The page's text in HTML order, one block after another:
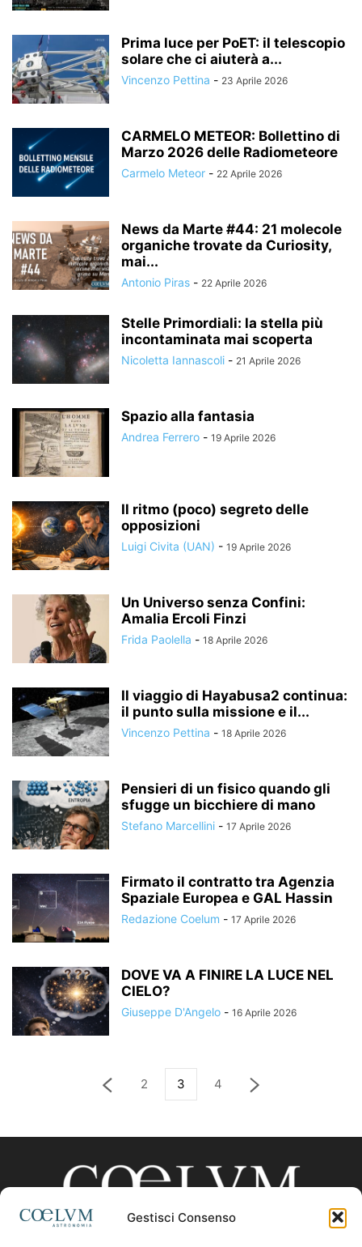
Gestisci Consenso
Prima luce per PoET: il telescopio
solare che ci aiuterà a...
Vincenzo Pettina - 23 Aprile 2026
CARMELO METEOR: Bollettino di
Marzo 2026 delle Radiometeore
Carmelo Meteor - 22 Aprile 2026
News da Marte #44: 21 molecole
organiche trovate da Curiosity,
mai...
Antonio Piras - 22 Aprile 2026
Stelle Primordiali: la stella più
incontaminata mai scoperta
Nicoletta Iannascoli - 21 Aprile 2026
Spazio alla fantasia
Andrea Ferrero - 19 Aprile 2026
Il ritmo (poco) segreto delle
opposizioni
Luigi Civita (UAN) - 19 Aprile 2026
Un Universo senza Confini:
Amalia Ercoli Finzi
Frida Paolella - 18 Aprile 2026
Il viaggio di Hayabusa2 continua:
il punto sulla missione e il...
Vincenzo Pettina - 18 Aprile 2026
Pensieri di un fisico quando gli
sfugge un bicchiere di mano
Stefano Marcellini - 17 Aprile 2026
Firmato il contratto tra Agenzia
Spaziale Europea e GAL Hassin
Redazione Coelum - 17 Aprile 2026
DOVE VA A FINIRE LA LUCE NEL
CIELO?
Giuseppe D'Angelo - 16 Aprile 2026
2 3 4